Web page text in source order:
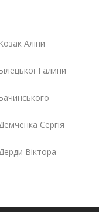
Аліни
Галини
Сергія
Віктора